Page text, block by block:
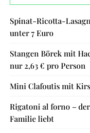
Spinat-Ricotta-
unter 7 Euro
Stangen Börek mit
nur 2,63 € pro Person
Mini Clafoutis mit
Rigatoni al forno –
Familie liebt